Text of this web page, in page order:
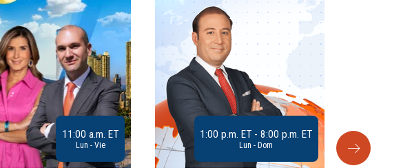
11:00 a.m. ET
Lun - Vie
1:00 p.m. ET - 8:00 p.m. ET
Lun - Dom